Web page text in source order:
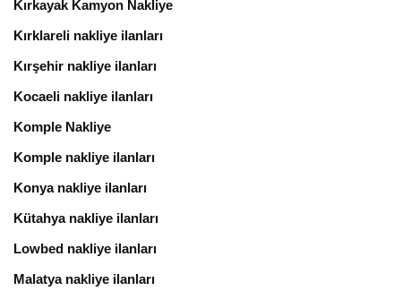
Kırkayak Kamyon Nakliye
Kırklareli nakliye ilanları
Kırşehir nakliye ilanları
Kocaeli nakliye ilanları
Komple Nakliye
Komple nakliye ilanları
Konya nakliye ilanları
Kütahya nakliye ilanları
Lowbed nakliye ilanları
Malatya nakliye ilanları